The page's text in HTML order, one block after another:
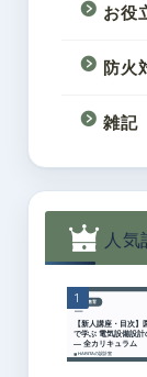
お役
防火
雑記
人
1